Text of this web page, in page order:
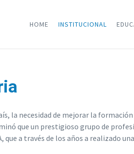
HOME INSTITUCIONAL
la necesidad de mejorar la
que un prestigioso grupo de
que a través de los años a realizado